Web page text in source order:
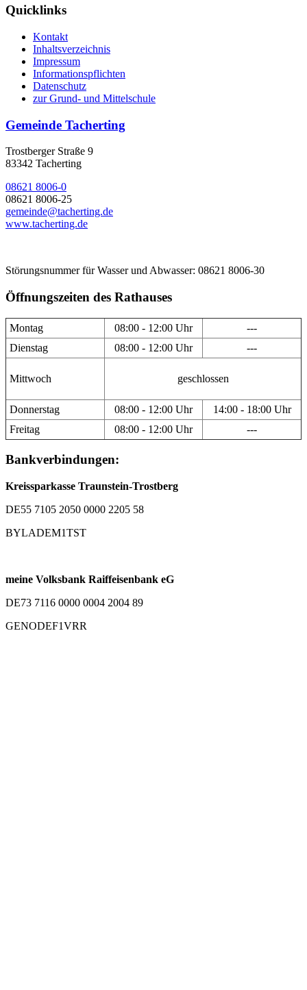
Quicklinks
Kontakt
Inhaltsverzeichnis
Impressum
Informationspflichten
Datenschutz
zur Grund- und Mittelschule
Gemeinde Tacherting
Trostberger Straße 9
83342 Tacherting
08621 8006-0
08621 8006-25
gemeinde@tacherting.de
www.tacherting.de
Störungsnummer für Wasser und Abwasser: 08621 8006-30
Öffnungszeiten des Rathauses
Montag 08:00 - 12:00 Uhr
---
Dienstag
08:00 - 12:00 Uhr ---
Mittwoch geschlossen
Donnerstag 08:00 - 12:00 Uhr
14:00 - 18:00 Uhr
Freitag
08:00 - 12:00 Uhr ---
Bankverbindungen:
Kreissparkasse Traunstein-Trostberg
DE55 7105 2050 0000 2205 58
BYLADEM1TST
meine Volksbank Raiffeisenbank eG
DE73 7116 0000 0004 2004 89
GENODEF1VRR